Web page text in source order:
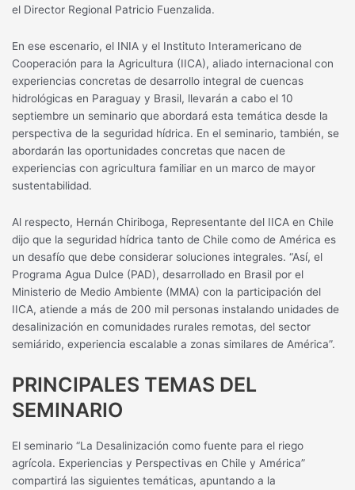
el Director Regional Patricio Fuenzalida.
En ese escenario, el INIA y el Instituto Interamericano de
Cooperación para la Agricultura (IICA), aliado internacional con
experiencias concretas de desarrollo integral de cuencas
hidrológicas en Paraguay y Brasil, llevarán a cabo el 10
septiembre un seminario que abordará esta temática desde la
perspectiva de la seguridad hídrica. En el seminario, también, se
abordarán las oportunidades concretas que nacen de
experiencias con agricultura familiar en un marco de mayor
sustentabilidad.
Al respecto, Hernán Chiriboga, Representante del IICA en Chile
dijo que la seguridad hídrica tanto de Chile como de América es
un desafío que debe considerar soluciones integrales. “Así, el
Programa Agua Dulce (PAD), desarrollado en Brasil por el
Ministerio de Medio Ambiente (MMA) con la participación del
IICA, atiende a más de 200 mil personas instalando unidades de
desalinización en comunidades rurales remotas, del sector
semiárido, experiencia escalable a zonas similares de América”.
PRINCIPALES TEMAS DEL
SEMINARIO
El seminario “La Desalinización como fuente para el riego
agrícola. Experiencias y Perspectivas en Chile y América”
compartirá las siguientes temáticas, apuntando a la